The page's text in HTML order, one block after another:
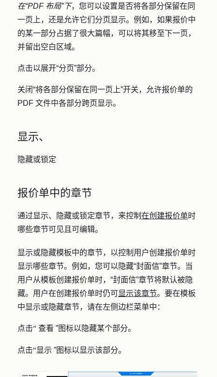
在“PDF 布局”下，您可以设置是否将各部分保留在同
一页上，还是允许它们分页显示。例如，如果报价中
的某一部分占据了很大篇幅，可以将其移至下一页，
并留出空白区域。
点击以展开“分页”部分。
关闭“将各部分保留在同一页上”开关，允许报价单的
PDF 文件中各部分跨页显示。
显示、
隐藏或锁定
报价单中的章节
通过显示、隐藏或锁定章节，来控制 在创建报价单时
哪些章节可见且可编辑。
显示或隐藏模板中的章节，以控制用户创建报价单时
显示哪些章节。例如，您可以隐藏“封面信”章节。当
用户从模板创建报价单时，“封面信”章节将默认被隐
藏。用户在创建报价单时仍可显示该章节。要在模板
中显示或隐藏章节，请在左侧边栏菜单中：
点击“ 查看 ”图标以 隐藏某个部分。
点击“显示 ”图标以 显示该部分。